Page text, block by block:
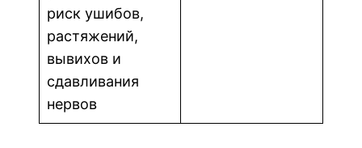
риск ушибов,
растяжений,
вывихов и
сдавливания
нервов